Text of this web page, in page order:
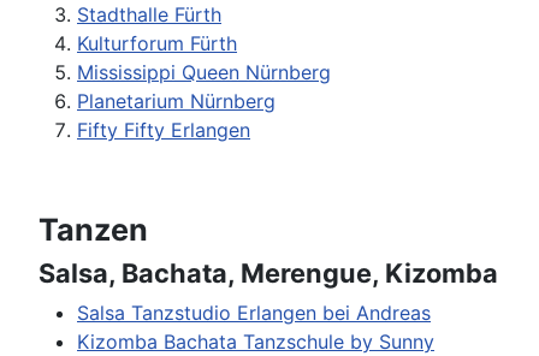
Stadthalle Fürth
Kulturforum Fürth
Mississippi Queen Nürnberg
Planetarium Nürnberg
Fifty Fifty Erlangen
Tanzen
Salsa, Bachata, Merengue, Kizomba
Salsa Tanzstudio Erlangen bei Andreas
Kizomba Bachata Tanzschule by Sunny